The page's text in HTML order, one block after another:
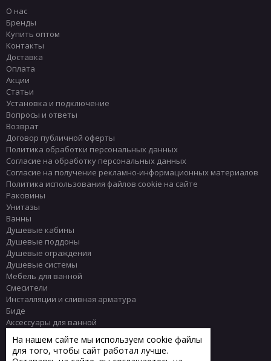
О нас
Бренды
Купить оптом
Контакты
Доставка
Оплата
Акции
Статьи
Установка и подключение
Вопросы и ответы
Возврат
Договор публичной оферты
Политика обработки персональных данных
Согласие на обработку персональных данных
Согласие на получение рекламно-информационных материалов
Политика использования файлов cookie на сайте
Раковины
Унитазы
Ванны
Душевые кабины
Душевые поддоны
Душевые ограждения
Душевые системы
Мебель для ванной
Смесители
Инсталляции и сливная арматура
Биде
Аксессуары для ванной
Полотенцесушители
Комплектующие
На нашем сайте мы используем cookie файлы
для того, чтобы сайт работал лучше.